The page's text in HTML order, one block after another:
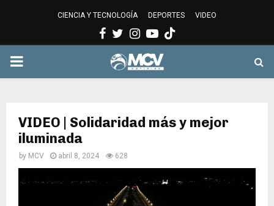
CIENCIA Y TECNOLOGÍA DEPORTES VIDEO
Facebook
Twitter
Instagram
Youtube
PRIMARY
VIDEO | Solidaridad más y mejor
iluminada
by MCV abril 8, 2024 628